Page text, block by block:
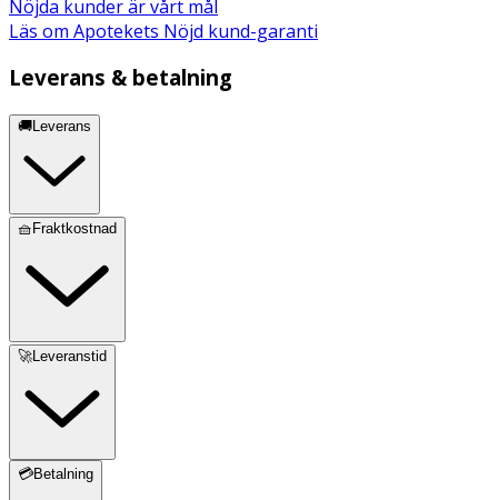
Nöjda kunder är vårt mål
Läs om Apotekets Nöjd kund-garanti
Leverans & betalning
🚚Leverans
🧺Fraktkostnad
🚀Leveranstid
💳Betalning